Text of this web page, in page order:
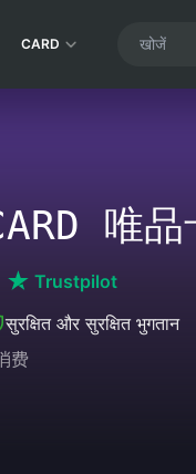
CARD
唯
Trustpilot
सुरक्षित और सुरक्षित भुगतान
费